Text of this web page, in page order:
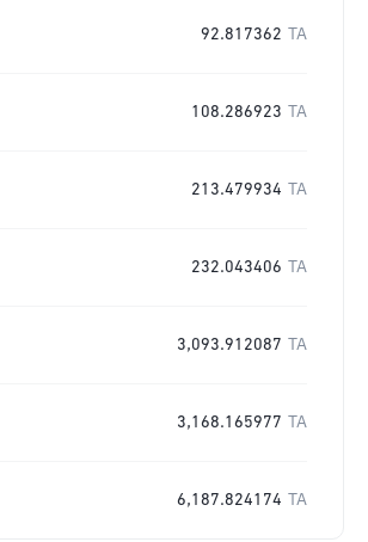
92.817362 TA
108.286923 TA
213.479934 TA
232.043406 TA
3,093.912087 TA
3,168.165977 TA
6,187.824174 TA